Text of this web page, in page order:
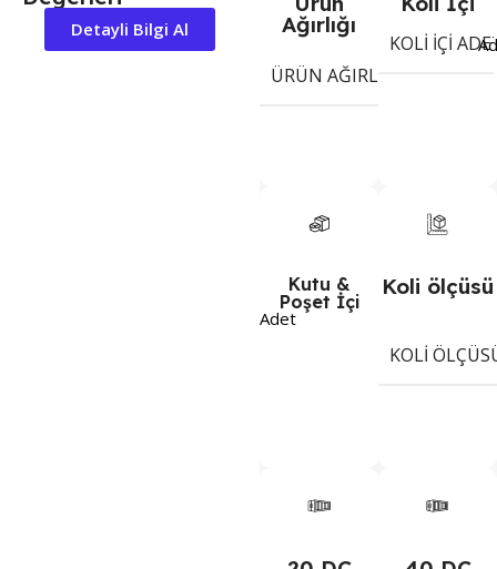
Detayli Bilgi Al Ağırlığı
ÜRÜN AĞIRLIĞI
KOLI İÇI
Kutu &
Poşet İçi
Adet
Koli ölçüsü
KOLI